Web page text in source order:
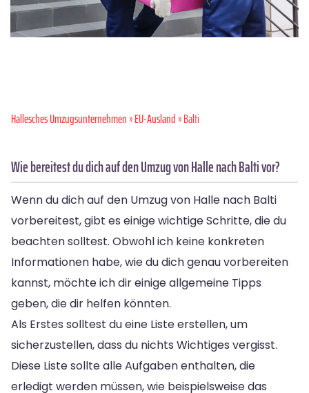
Hallesches Umzugsunternehmen»EU-Ausland» Balti
Wie bereitest du dich auf den Umzug von Halle nach Balti vor?
Wenn du dich auf den Umzug von Halle nach Balti
vorbereitest, gibt es einige wichtige Schritte, die du
beachten solltest. Obwohl ich keine konkreten
Informationen habe, wie du dich genau vorbereiten
kannst, möchte ich dir einige allgemeine Tipps
geben, die dir helfen könnten.
Als Erstes solltest du eine Liste erstellen, um
sicherzustellen, dass du nichts Wichtiges vergisst.
Diese Liste sollte alle Aufgaben enthalten, die
erledigt werden müssen, wie beispielsweise das